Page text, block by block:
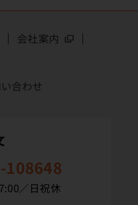
会社案内
合わせ
108648
／日祝休